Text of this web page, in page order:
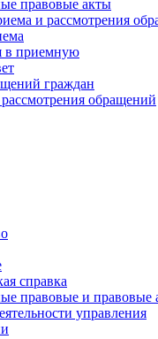
правовые акты
и рассмотрения
в приемную
граждан
рассмотрения обращений
справка
правовые и правовые
управления